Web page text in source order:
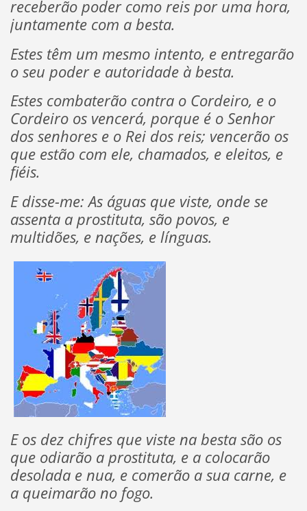
receberão poder como reis por uma hora,
juntamente com a besta.
Estes têm um mesmo intento, e entregarão
o seu poder e autoridade à besta.
Estes combaterão contra o Cordeiro, e o
Cordeiro os vencerá, porque é o Senhor
dos senhores e o Rei dos reis; vencerão os
que estão com ele, chamados, e eleitos, e
fiéis.
E disse-me: As águas que viste, onde se
assenta a prostituta, são povos, e
multidões, e nações, e línguas.
E os dez chifres que viste na besta são os
que odiarão a prostituta, e a colocarão
desolada e nua, e comerão a sua carne, e
a queimarão no fogo.